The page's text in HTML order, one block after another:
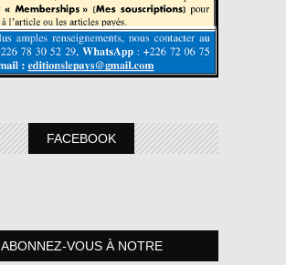
FACEBOOK
ABONNEZ-VOUS À NOTRE